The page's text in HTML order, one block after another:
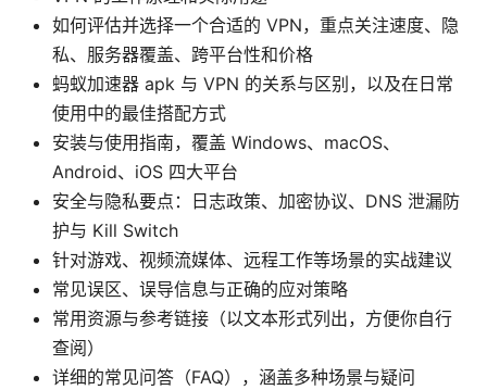
如何评估并选择一个合适的 VPN，重点关注速度、隐
私、服务器覆盖、跨平台性和价格
蚂蚁加速器 apk 与 VPN 的关系与区别，以及在日常
使用中的最佳搭配方式
安装与使用指南，覆盖 Windows、macOS、
Android、iOS 四大平台
安全与隐私要点：日志政策、加密协议、DNS 泄漏防
护与 Kill Switch
针对游戏、视频流媒体、远程工作等场景的实战建议
常见误区、误导信息与正确的应对策略
常用资源与参考链接（以文本形式列出，方便你自行
查阅）
详细的常见问答（FAQ），涵盖多种场景与疑问